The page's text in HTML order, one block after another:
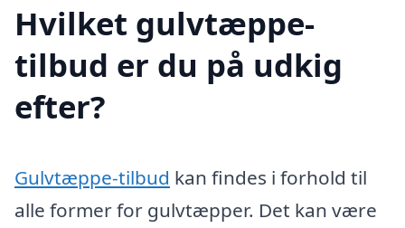
Hvilket gulvtæppe-
tilbud er du på udkig
efter?
Gulvtæppe-tilbud kan findes i forhold til
alle former for gulvtæpper. Det kan være